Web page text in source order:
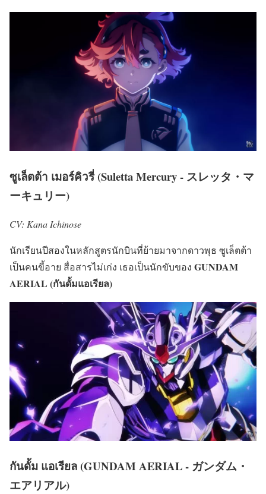
ซูเล็ตต้า เมอร์คิวรี่ (Suletta Mercury - スレッタ・マ
ーキュリー)
CV: Kana Ichinose
นักเรียนปีสองในหลักสูตรนักบินที่ย้ายมาจากดาวพุธ ซูเล็ตต้า
เป็นคนขี้อาย สื่อสารไม่เก่ง เธอเป็นนักขับของ GUNDAM
AERIAL (กันดั้มแอเรียล)
กันดั้ม แอเรียล (GUNDAM AERIAL - ガンダム・
エアリアル)